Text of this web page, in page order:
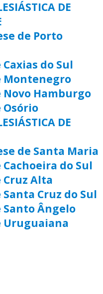
DE
de Porto
do Sul
Montenegro
Novo Hamburgo
Osório
DE
de Santa Maria
Cachoeira do Sul
Cruz Alta
Santa Cruz do Sul
Santo Ângelo
Uruguaiana